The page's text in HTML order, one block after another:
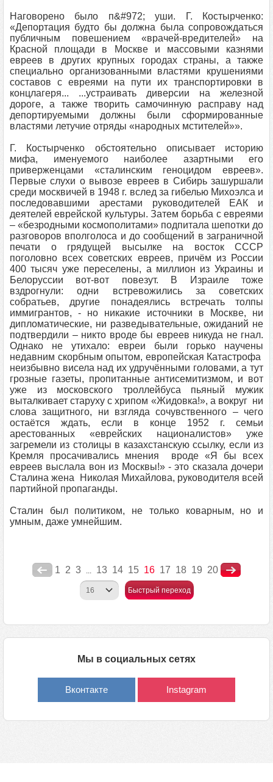
Наговорено было п&#972; уши. Г. Костырченко:
«Депортация будто бы должна была сопровождаться
публичным повешением «врачей-вредителей» на
Красной площади в Москве и массовыми казнями
евреев в других крупных городах страны, а также
специально организованными властями крушениями
составов с евреями на пути их транспортировки в
концлагеря... ...устраивать диверсии на железной
дороге, а также творить самочинную расправу над
депортируемыми должны были сформированные
властями летучие отряды «народных мстителей»».
Г. Костырченко обстоятельно описывает историю
мифа, именуемого наиболее азартными его
приверженцами «сталинским геноцидом евреев».
Первые слухи о вывозе евреев в Сибирь зашуршали
среди москвичей в 1948 г. вслед за гибелью Михоэлса и
последовавшими арестами руководителей ЕАК и
деятелей еврейской культуры. Затем борьба с евреями
– «безродными космополитами» подпитала шепотки до
разговоров вполголоса и до сообщений в заграничной
печати о грядущей высылке на восток СССР
поголовно всех советских евреев, причём из России
400 тысяч уже переселены, а миллион из Украины и
Белоруссии вот-вот повезут. В Израиле тоже
вздрогнули: одни встревожились за советских
собратьев, другие понадеялись встречать толпы
иммигрантов, - но никакие источники в Москве, ни
дипломатические, ни разведывательные, ожиданий не
подтвердили – никто вроде бы евреев никуда не гнал.
Однако не утихало: евреи были горько научены
недавним скорбным опытом, европейская Катастрофа
неизбывно висела над их удручёнными головами, а тут
грозные газеты, пропитанные антисемитизмом, и вот
уже из московского троллейбуса пьяный мужик
выталкивает старуху с хрипом «Жидовка!», а вокруг ни
слова защитного, ни взгляда сочувственного – чего
остаётся ждать, если в конце 1952 г. семьи
арестованных «еврейских националистов» уже
загремели из столицы в казахстанскую ссылку, если из
Кремля просачивались мнения вроде «Я бы всех
евреев выслала вон из Москвы!» - это сказала дочери
Сталина жена Николая Михайлова, руководителя всей
партийной пропаганды.
Сталин был политиком, не только коварным, но и
умным, даже умнейшим.
1 2 3 ... 13 14 15 16 17 18 19 20
Быстрый переход
Мы в социальных сетях
Вконтакте Instagram